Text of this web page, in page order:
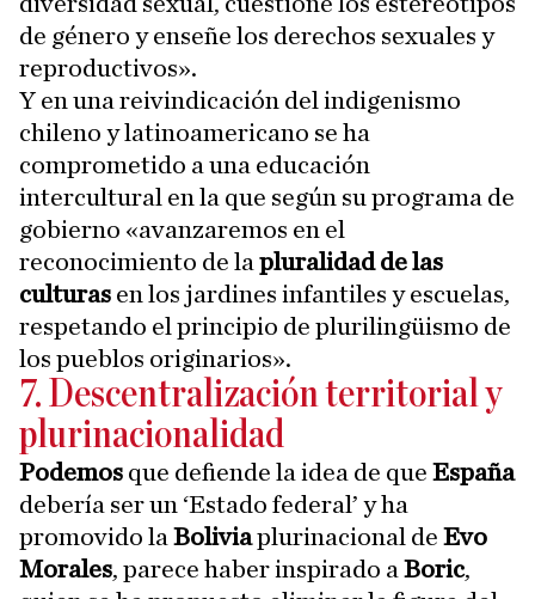
de género y enseñe los derechos sexuales y
reproductivos».
Y en una reivindicación del indigenismo
chileno y latinoamericano se ha
comprometido a una educación
intercultural en la que según su programa de
gobierno «avanzaremos en el
reconocimiento de lapluralidad de las
culturas en los jardines infantiles y escuelas,
respetando el principio de plurilingüismo de
los pueblos originarios».
7. Descentralización territorial y
plurinacionalidad
Podemos que defiende la idea de que España
debería ser un ‘Estado federal’ y ha
promovido laBoliviaplurinacional de Evo
Morales, parece haber inspirado aBoric,